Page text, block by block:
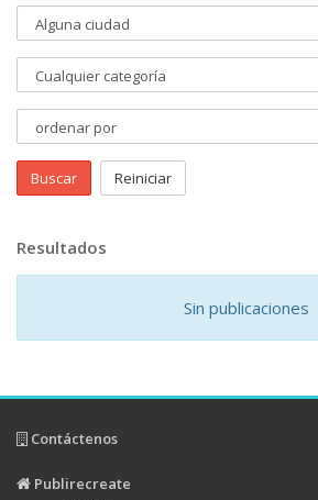
Buscar Reiniciar
Resultados
Sin publicaciones
Contáctenos
Publirecreate